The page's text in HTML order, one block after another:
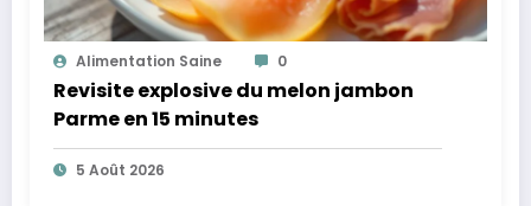
Alimentation Saine 0
Revisite explosive du melon jambon
Parme en 15 minutes
5 Août 2026